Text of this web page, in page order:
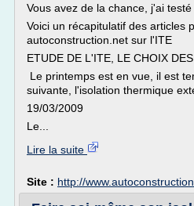
Vous avez de la chance, j'ai
Voici un récapitulatif des articles
autoconstruction.net sur l'ITE
ETUDE DE L'ITE, LE CHOIX
Le printemps est en vue, il est
suivante, l'isolation thermique
19/03/2009
Le...
Lire la suite
Site : http://